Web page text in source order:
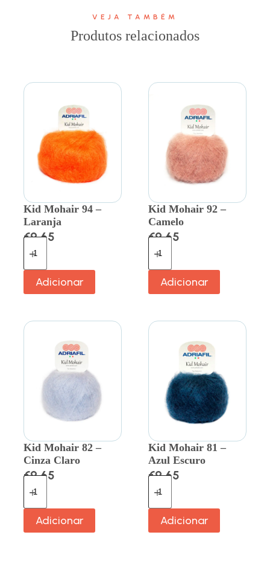
VEJA TAMBÉM
Produtos relacionados
Kid Mohair 94 –
Laranja
€9.65
Adicionar
Kid Mohair 92 –
Camelo
€9.65
Adicionar
Kid Mohair 82 –
Cinza Claro
€9.65
Adicionar
Kid Mohair 81 –
Azul Escuro
€9.65
Adicionar